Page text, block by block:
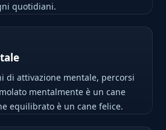
quotidiani.
di attivazione mentale, percorsi
mentalmente è un cane
equilibrato è un cane felice.